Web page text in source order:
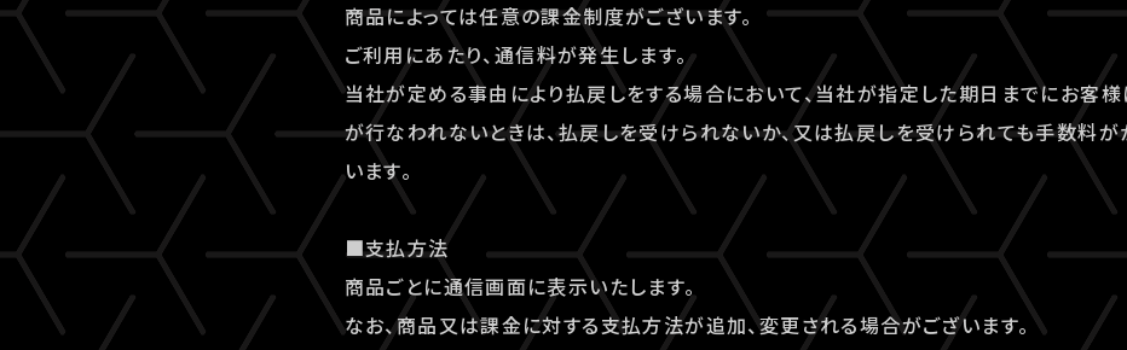
商品によっては任意の課金制度がございます。
ご利用にあたり、通信料が発生します。
当社が定める事由により払戻しをする場合において、当社が指定した期日までにお客
が行なわれないときは、払戻しを受けられないか、又は払戻しを受けられても手数料
います。
■支払方法
商品ごとに通信画面に表示いたします。
なお、商品又は課金に対する支払方法が追加、変更される場合がございます。